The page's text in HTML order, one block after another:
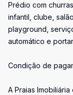
Prédio com
infantil, clube,
playground,
automático e
Condição de
A Praias